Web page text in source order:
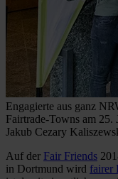
Engagierte aus ganz
Fairtrade-Towns am
Jakub Cezary
Auf der Fair Friends
in Dortmund wird fairer